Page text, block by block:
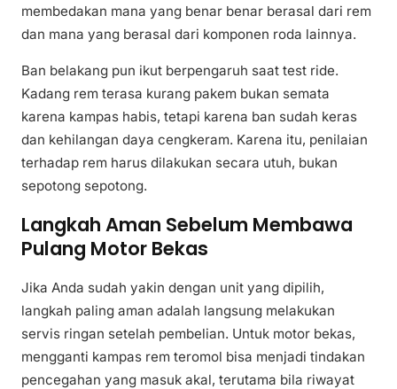
membedakan mana yang benar benar berasal dari rem
dan mana yang berasal dari komponen roda lainnya.
Ban belakang pun ikut berpengaruh saat test ride.
Kadang rem terasa kurang pakem bukan semata
karena kampas habis, tetapi karena ban sudah keras
dan kehilangan daya cengkeram. Karena itu, penilaian
terhadap rem harus dilakukan secara utuh, bukan
sepotong sepotong.
Langkah Aman Sebelum Membawa
Pulang Motor Bekas
Jika Anda sudah yakin dengan unit yang dipilih,
langkah paling aman adalah langsung melakukan
servis ringan setelah pembelian. Untuk motor bekas,
mengganti kampas rem teromol bisa menjadi tindakan
pencegahan yang masuk akal, terutama bila riwayat